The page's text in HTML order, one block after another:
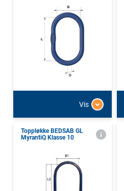
Vis
Toppløkke BEDSAB GL
MyrantiQ Klasse 10